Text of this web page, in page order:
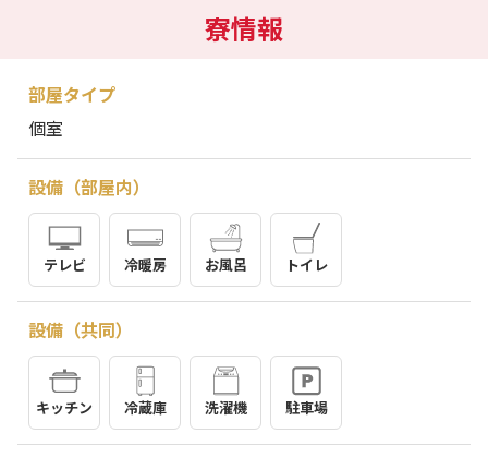
寮情報
部屋タイプ
個室
設備（部屋内）
テレビ 冷暖房 お風呂 トイレ
設備（共同）
キッチン 冷蔵庫 洗濯機 駐車場